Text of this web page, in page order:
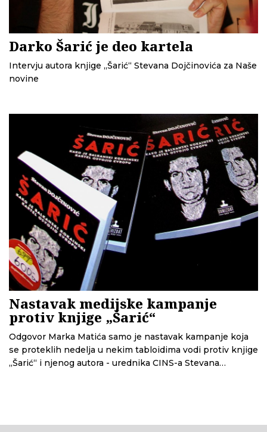
Darko Šarić je deo kartela
Intervju autora knjige „Šarić“ Stevana Dojčinovića za Naše
novine
Nastavak medijske kampanje
protiv knjige „Šarić“
Odgovor Marka Matića samo je nastavak kampanje koja
se proteklih nedelja u nekim tabloidima vodi protiv knjige
„Šarić“ i njenog autora - urednika CINS-a Stevana